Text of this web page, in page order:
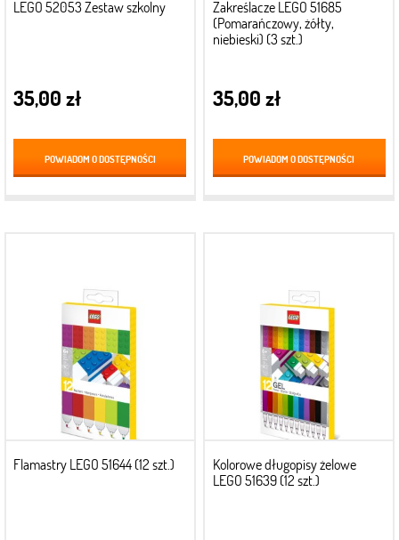
LEGO 52053 Zestaw szkolny
35,00 zł
POWIADOM O DOSTĘPNOŚCI
Zakreślacze LEGO 51685
(Pomarańczowy, żółty,
niebieski) (3 szt.)
35,00 zł
POWIADOM O DOSTĘPNOŚCI
Flamastry LEGO 51644 (12 szt.)
Kolorowe długopisy żelowe
LEGO 51639 (12 szt.)